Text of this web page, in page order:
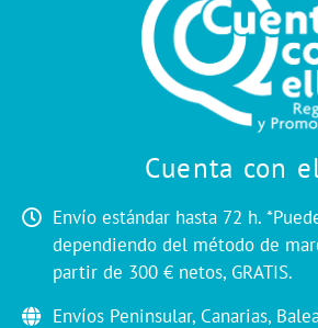
Cuenta con
Envío estándar hasta 72 h.
dependiendo del método de
partir de 300 € netos, GRATIS.
Envíos Peninsular, Canarias,